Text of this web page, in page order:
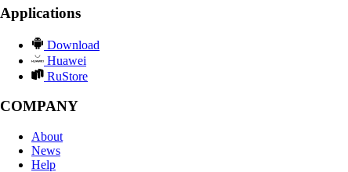
Applications
Download
Huawei
RuStore
COMPANY
About
News
Help